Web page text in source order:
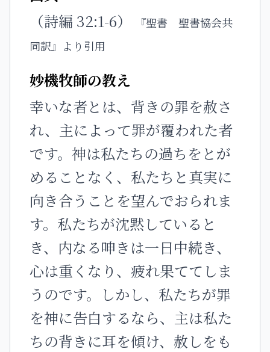
（詩編 32:1-6）
『聖書 聖書協会共
同訳』より引用
妙機牧師の教え
幸いな者とは、背きの罪を赦さ
れ、主によって罪が覆われた者
です。神は私たちの過ちをとが
めることなく、私たちと真実に
向き合うことを望んでおられま
す。私たちが沈黙していると
き、内なる呻きは一日中続き、
心は重くなり、疲れ果ててしま
うのです。しかし、私たちが罪
を神に告白するなら、主は私た
ちの背きに耳を傾け、赦しをも